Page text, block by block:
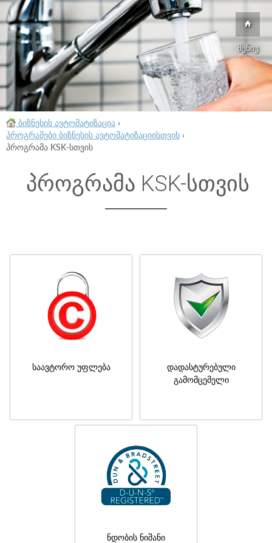
მენიუ
ბიზნესის ავტომატიზაცია ›
პროგრამები ბიზნესის ავტომატიზაციისთვის ›
პროგრამა KSK-სთვის
პროგრამა KSK-სთვის
საავტორო უფლება
დადასტურებული
გამომცემელი
ნდობის ნიშანი